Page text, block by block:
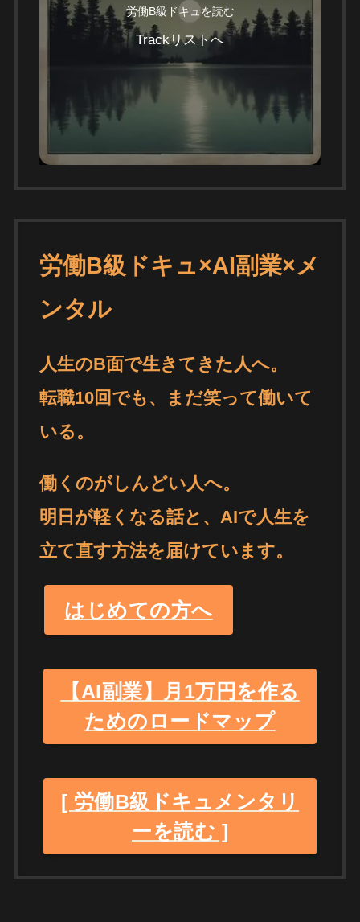
労働B級ドキュを読む
Trackリストへ
労働B級ドキュ×AI副業×メ
ンタル
人生のB面で生きてきた人へ。
転職10回でも、まだ笑って働いて
いる。
働くのがしんどい人へ。
明日が軽くなる話と、AIで人生を
立て直す方法を届けています。
はじめての方へ
【AI副業】月1万円を作る
ためのロードマップ
[ 労働B級ドキュメンタリ
ーを読む ]